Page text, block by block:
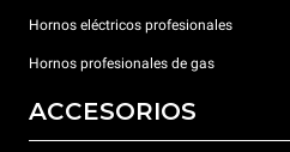
Hornos eléctricos profesionales
Hornos profesionales de gas
ACCESORIOS